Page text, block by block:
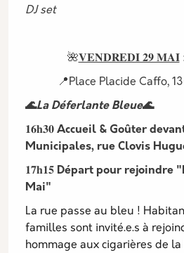
DJ set
🌺𝐕𝐄𝐍𝐃𝐑𝐄𝐃𝐈 𝟐𝟗 𝐌𝐀𝐈
📍Place Placide Caffo,
🌊La Déferlante Bleue🌊
𝟏𝟔𝐡𝟑𝟎 Accueil & Goûter
Municipales, rue Clovis
𝟏𝟕𝐡𝟏𝟓 Départ pour rejoindre
Mai"
La rue passe au bleu !
familles sont invité.e.s à
hommage aux cigarières de